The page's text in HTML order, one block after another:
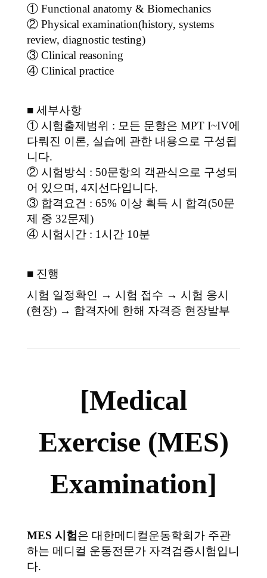
① Functional anatomy & Biomechanics
② Physical examination(history, systems
review, diagnostic testing)
③ Clinical reasoning
④ Clinical practice
■ 세부사항
① 시험출제범위 : 모든 문항은 MPT I~IV에
다뤄진 이론, 실습에 관한 내용으로 구성됩
니다.
② 시험방식 : 50문항의 객관식으로 구성되
어 있으며, 4지선다입니다.
③ 합격요건 : 65% 이상 획득 시 합격(50문
제 중 32문제)
④ 시험시간 : 1시간 10분
■ 진행
시험 일정확인 → 시험 접수 → 시험 응시
(현장) → 합격자에 한해 자격증 현장발부
[Medical
Exercise (MES)
Examination]
MES 시험은 대한메디컬운동학회가 주관
하는 메디컬 운동전문가 자격검증시험입니
다.